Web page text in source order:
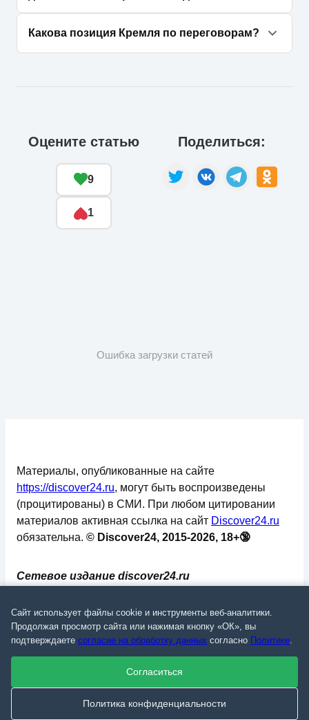
российскую сторону.
президента Андрей Ермак, также под
Какова позиция Кремля по переговорам?
Оцените статью
9
1
Поделиться:
Ошибка загрузки статей
✅ 📄 💬 🔐 📝 ⚙️
Сетевое издание discover24.ru
надзору в сфере связи, информационных
технологий и массовых коммуникаций
(Роскомнадзор). Регистрационный номер: ЭЛ №
ФС 77 - 73793.
Материалы, опубликованные на сайте
https://discover24.ru, могут быть воспроизведены
(процитированы) в СМИ. При любом цитировании
материалов активная ссылка на сайт Discover24.ru
обязательна. © Discover24, 2015-2026, 18+🔞
Сайт использует файлы cookie и инструменты веб-аналитики.
Продолжая просмотр сайта или нажимая кнопку «ОК», вы
подтверждаете согласие на обработку данных согласно Политике.
Согласиться
Политика конфиденциальности